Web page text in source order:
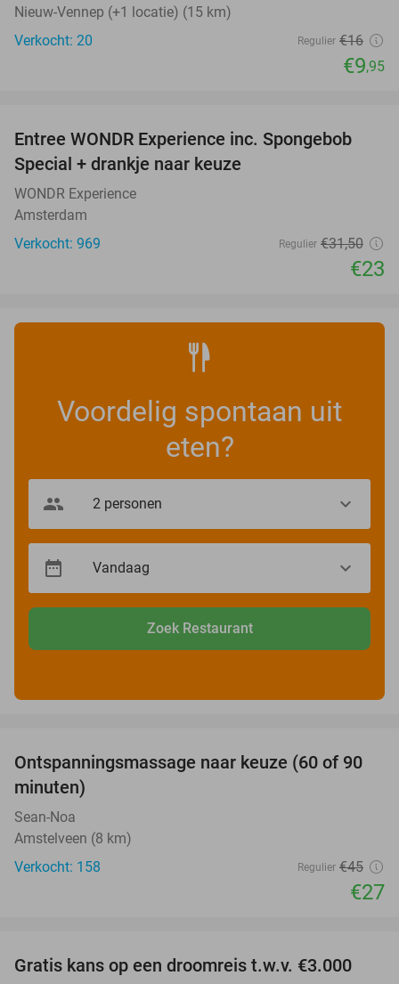
Nieuw-Vennep (+1 locatie) (15 km)
Verkocht: 20
Regulier €16
€9,95
27%
Entree WONDR Experience inc. Spongebob
Special + drankje naar keuze
WONDR Experience
Amsterdam
Verkocht: 969
Regulier €31,50
€23
Voordelig spontaan uit
eten?
Zoek Restaurant
40%
Ontspanningsmassage naar keuze (60 of 90
minuten)
Sean-Noa
Amstelveen (8 km)
Verkocht: 158
Regulier €45
€27
Gratis kans op een droomreis t.w.v. €3.000